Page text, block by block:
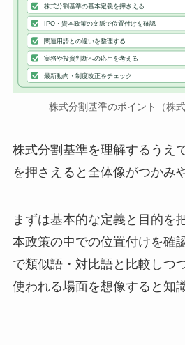
株式分割基準の基本定義を押さえる
IPO・資本政策の文脈で位置付けを確認
関連用語との違いを整理する
実務や投資判断への応用を考える
最新動向・制度改正をチェック
株式分割基準のポイント（株
株式分割基準を理解するうえ
を押さえると全体像がつかみ
まずは基本的な定義と目的を
本政策の中での位置付けを確
で類似語・対比語と比較しつ
使われる場面を想像すると知